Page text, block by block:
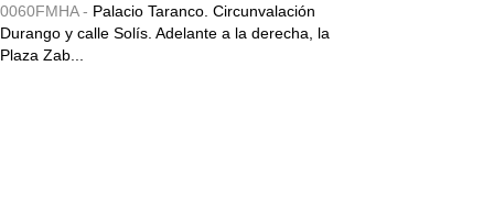
0060FMHA - Palacio Taranco. Circunvalación
Durango y calle Solís. Adelante a la derecha, la
Plaza Zab...